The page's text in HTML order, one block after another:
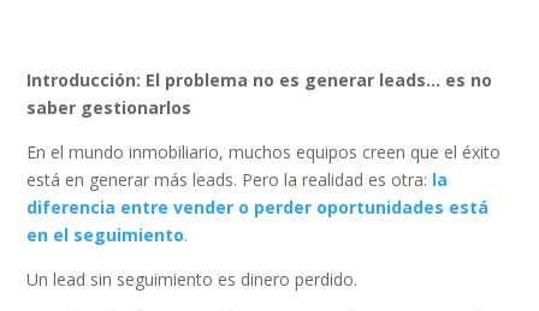
Introducción: El problema no es generar leads… es no
saber gestionarlos
En el mundo inmobiliario, muchos equipos creen que el éxito
está en generar más leads. Pero la realidad es otra: la
diferencia entre vender o perder oportunidades está
en el seguimiento.
Un lead sin seguimiento es dinero perdido.